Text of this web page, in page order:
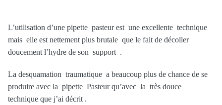
L’utilisation d’une pipette pasteur est une excellente technique
mais elle est nettement plus brutale que le fait de décoller
doucement l’hydre de son support .
La desquamation traumatique a beaucoup plus de chance de se
produire avec la pipette Pasteur qu’avec la très douce
technique que j’ai décrit .